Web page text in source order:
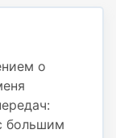
о
большим